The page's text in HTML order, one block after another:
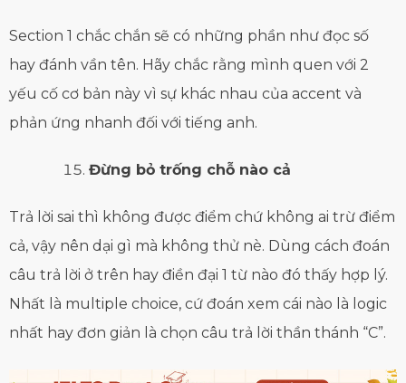
Section 1 chắc chắn sẽ có những phần như đọc số
hay đánh vần tên. Hãy chắc rằng mình quen với 2
yếu cố cơ bản này vì sự khác nhau của accent và
phản ứng nhanh đối với tiếng anh.
Đừng bỏ trống chỗ nào cả
Trả lời sai thì không được điểm chứ không ai trừ điểm
cả, vậy nên dại gì mà không thử nè. Dùng cách đoán
câu trả lời ở trên hay điền đại 1 từ nào đó thấy hợp lý.
Nhất là multiple choice, cứ đoán xem cái nào là logic
nhất hay đơn giản là chọn câu trả lời thần thánh “C”.